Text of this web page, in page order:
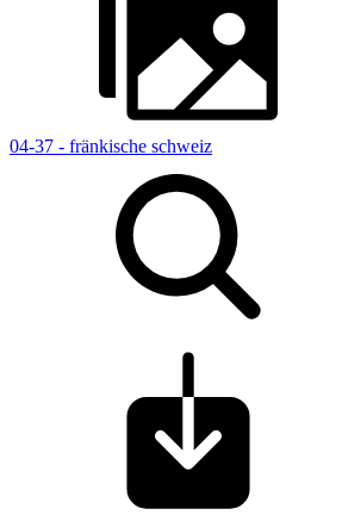
04-37 - fränkische schweiz